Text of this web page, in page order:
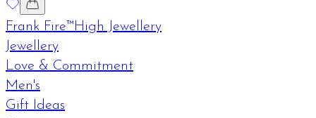
Frank Fire™High Jewellery
Jewellery
Love & Commitment
Men's
Gift Ideas